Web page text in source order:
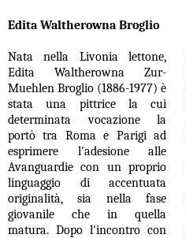
Edita Waltherowna Broglio
Nata nella Livonia lettone,
Edita Waltherowna Zur-
Muehlen Broglio (1886-1977) è
stata una pittrice la cui
determinata vocazione la
portò tra Roma e Parigi ad
esprimere l'adesione alle
Avanguardie con un proprio
linguaggio di accentuata
originalità, sia nella fase
giovanile che in quella
matura. Dopo l'incontro con